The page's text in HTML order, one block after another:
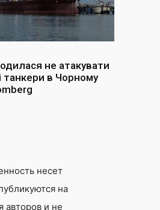
не атакувати
танкери в Чорному
несет
на
авторов и не